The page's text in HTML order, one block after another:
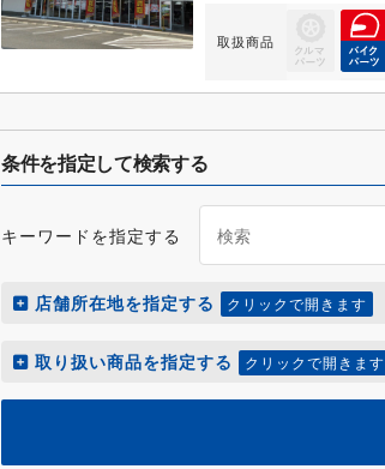
取扱商品
条件を指定して検索する
キーワードを指定する
店舗所在地を指定する クリックで開きます
取り扱い商品を指定する クリックで開きます